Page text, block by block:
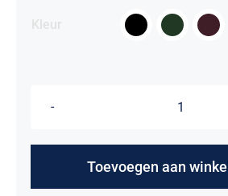
Cap
Korps
Toevoegen aan